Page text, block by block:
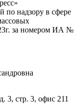
по надзору в сфере
за номером ИА №
3, стр. 3, офис 211